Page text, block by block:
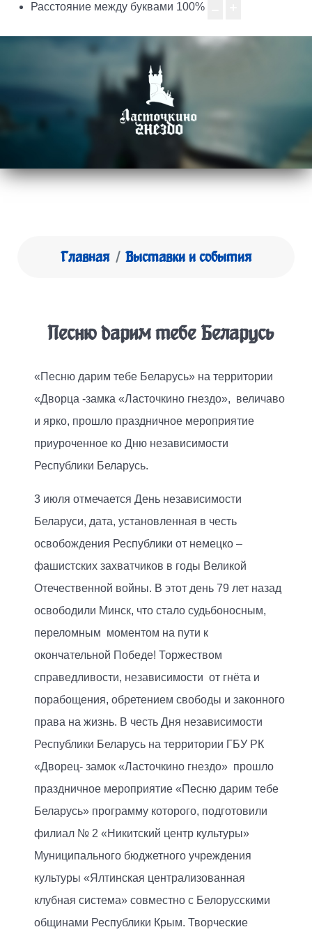
Расстояние между буквами 100%
Главная Выставки и события
Песню дарим тебе Беларусь
«Песню дарим тебе Беларусь» на территории
«Дворца -замка «Ласточкино гнездо», величаво
и ярко, прошло праздничное мероприятие
приуроченное ко Дню независимости
Республики Беларусь.
3 июля отмечается День независимости
Беларуси, дата, установленная в честь
освобождения Республики от немецко –
фашистских захватчиков в годы Великой
Отечественной войны. В этот день 79 лет назад
освободили Минск, что стало судьбоносным,
переломным моментом на пути к
окончательной Победе! Торжеством
справедливости, независимости от гнёта и
порабощения, обретением свободы и законного
права на жизнь. В честь Дня независимости
Республики Беларусь на территории ГБУ РК
«Дворец- замок «Ласточкино гнездо» прошло
праздничное мероприятие «Песню дарим тебе
Беларусь» программу которого, подготовили
филиал № 2 «Никитский центр культуры»
Муниципального бюджетного учреждения
культуры «Ялтинская централизованная
клубная система» совместно с Белорусскими
общинами Республики Крым. Творческие